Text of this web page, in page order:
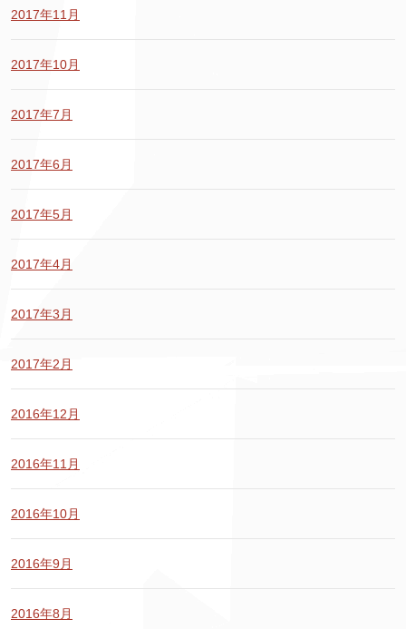
2017年11月
2017年10月
2017年7月
2017年6月
2017年5月
2017年4月
2017年3月
2017年2月
2016年12月
2016年11月
2016年10月
2016年9月
2016年8月